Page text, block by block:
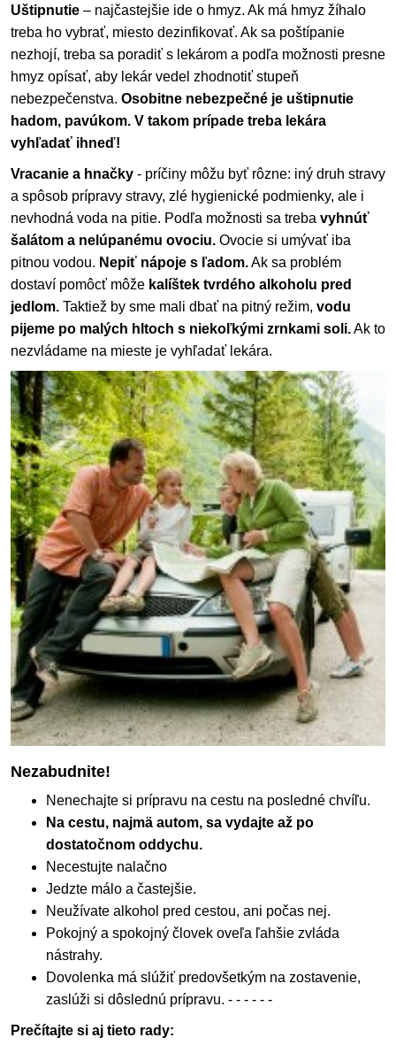
Uštipnutie – najčastejšie ide o hmyz. Ak má hmyz žíhalo
treba ho vybrať, miesto dezinfikovať. Ak sa poštípanie
nezhojí, treba sa poradiť s lekárom a podľa možnosti presne
hmyz opísať, aby lekár vedel zhodnotiť stupeň
nebezpečenstva. Osobitne nebezpečné je uštipnutie
hadom, pavúkom. V takom prípade treba lekára
vyhľadať ihneď!
Vracanie a hnačky - príčiny môžu byť rôzne: iný druh stravy
a spôsob prípravy stravy, zlé hygienické podmienky, ale i
nevhodná voda na pitie. Podľa možnosti sa treba vyhnúť
šalátom a nelúpanému ovociu. Ovocie si umývať iba
pitnou vodou. Nepiť nápoje s ľadom.Ak sa problém
dostaví pomôcť môže kalíštek tvrdého alkoholu pred
jedlom. Taktiež by sme mali dbať na pitný režim, vodu
pijeme po malých hltoch s niekoľkými zrnkami soli.Ak to
nezvládame na mieste je vyhľadať lekára.
Nezabudnite!
Nenechajte si prípravu na cestu na posledné chvíľu.
Na cestu, najmä autom, sa vydajte až po
dostatočnom oddychu.
Necestujte nalačno
Jedzte málo a častejšie.
Neužívate alkohol pred cestou, ani počas nej.
Pokojný a spokojný človek oveľa ľahšie zvláda
nástrahy.
Dovolenka má slúžiť predovšetkým na zostavenie,
zaslúži si dôslednú prípravu. - - - - - -
Prečítajte si aj tieto rady: